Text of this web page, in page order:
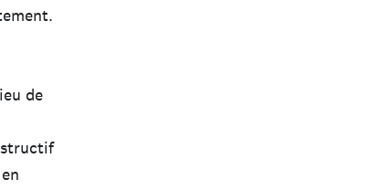
de